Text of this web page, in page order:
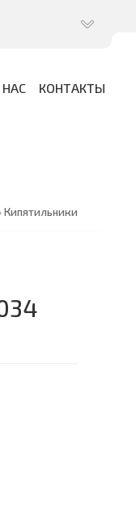
НАС КОНТАКТЫ
Кипятильники